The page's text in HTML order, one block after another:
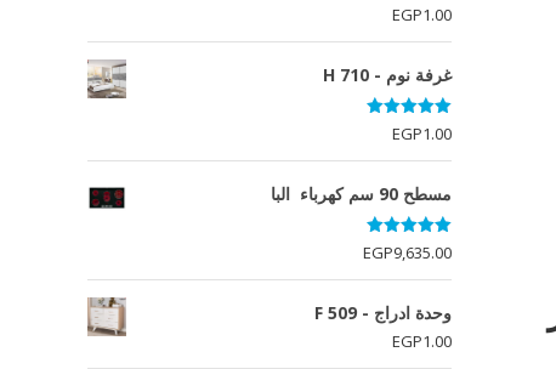
تم التقييم
5.00
من 5
EGP1.00
غرفة نوم - H 710
تم التقييم
5.00
من 5
EGP1.00
مسطح 90 سم كهرباء البا
تم التقييم
5.00من 5EGP9,635.00
وحدة ادراج - F 509
EGP1.00